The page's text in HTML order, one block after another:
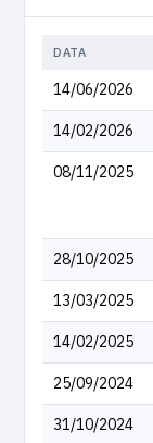
DATA
14/06/2026
14/02/2026
08/11/2025
28/10/2025
13/03/2025
14/02/2025
25/09/2024
31/10/2024